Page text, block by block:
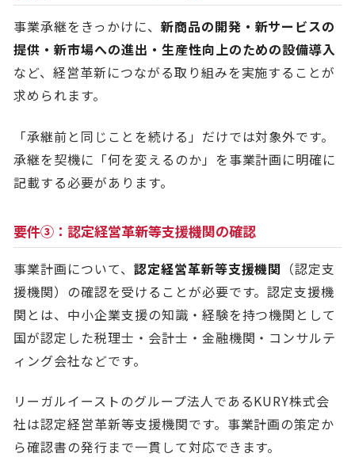
事業承継をきっかけに、 新商品の開発・新サービスの
提供・新市場への進出・生産性向上のための設備導入
など、経営革新につながる取り組みを実施することが
求められます。
「承継前と同じことを続ける」だけでは対象外です。
承継を契機に「何を変えるのか」を事業計画に明確に
記載する必要があります。
要件③：認定経営革新等支援機関の確認
事業計画について、 認定経営革新等支援機関 （認定支
援機関）の確認を受けることが必要です。認定支援機
関とは、中小企業支援の知識・経験を持つ機関として
国が認定した税理士・会計士・金融機関・コンサルテ
ィング会社などです。
リーガルイーストのグループ法人であるKURY株式会
社は認定経営革新等支援機関です。事業計画の策定か
ら確認書の発行まで一貫して対応できます。